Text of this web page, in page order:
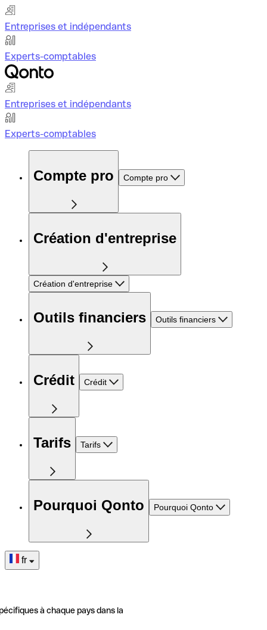
Entreprises et indépendants
Experts-comptables
Entreprises et indépendants
Experts-comptables
Compte pro Compte pro
Création d'entreprise
Création d'entreprise
Outils financiers Outils financiers
Crédit Crédit
Tarifs Tarifs
Pourquoi Qonto Pourquoi Qonto
fr
à chaque pays dans la